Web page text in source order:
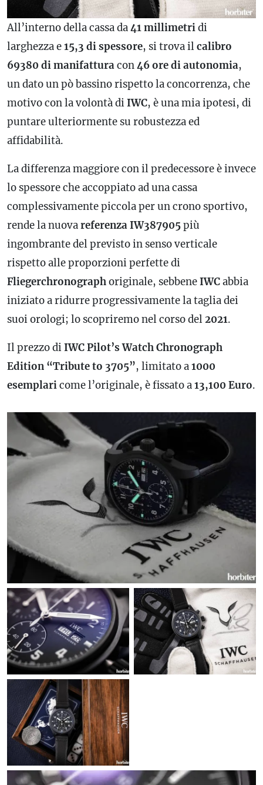
All’interno della cassa da41 millimetridi
larghezza e15,3 di spessore, si trova ilcalibro
69380 di manifatturacon46 ore di autonomia,
un dato un pò bassino rispetto la concorrenza, che
motivo con la volontà diIWC, è una mia ipotesi, di
puntare ulteriormente su robustezza ed
affidabilità.
La differenza maggiore con il predecessore è invece
lo spessore che accoppiato ad una cassa
complessivamente piccola per un crono sportivo,
rende la nuovareferenza IW387905più
ingombrante del previsto in senso verticale
rispetto alle proporzioni perfette di
Fliegerchronographoriginale, sebbeneIWCabbia
iniziato a ridurre progressivamente la taglia dei
suoi orologi; lo scopriremo nel corso del2021.
Il prezzo diIWC Pilot’s Watch Chronograph
Edition “Tribute to 3705”, limitato a1000
esemplaricome l’originale, è fissato a13,100 Euro.